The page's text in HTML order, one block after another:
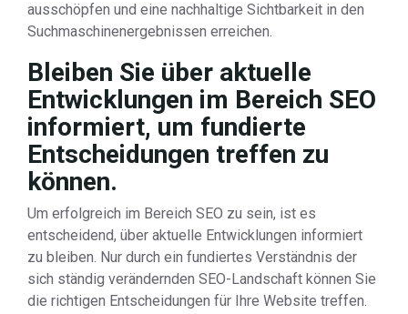
ausschöpfen und eine nachhaltige Sichtbarkeit in den
Suchmaschinenergebnissen erreichen.
Bleiben Sie über aktuelle
Entwicklungen im Bereich SEO
informiert, um fundierte
Entscheidungen treffen zu
können.
Um erfolgreich im Bereich SEO zu sein, ist es
entscheidend, über aktuelle Entwicklungen informiert
zu bleiben. Nur durch ein fundiertes Verständnis der
sich ständig verändernden SEO-Landschaft können Sie
die richtigen Entscheidungen für Ihre Website treffen.